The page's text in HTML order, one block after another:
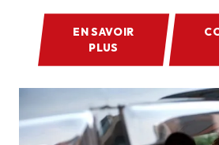
EN SAVOIR
PLUS